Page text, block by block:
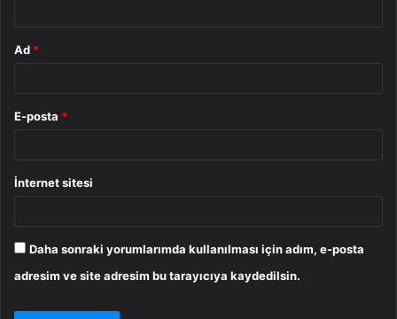
Ad *
E-posta *
İnternet sitesi
Daha sonraki yorumlarımda kullanılması için adım, e-posta
adresim ve site adresim bu tarayıcıya kaydedilsin.